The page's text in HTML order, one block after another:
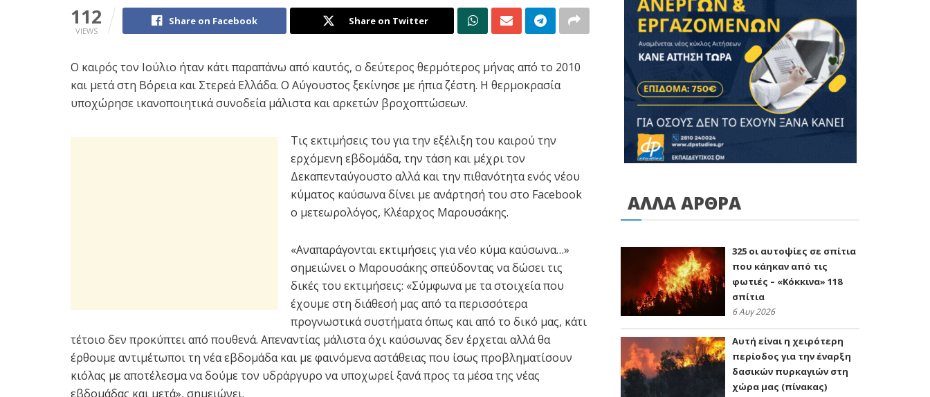
112
VIEWS
Share on Facebook Share on Twitter
Ο καιρός τον Ιούλιο ήταν κάτι παραπάνω από καυτός, ο δεύτερος θερμότερος μήνας από το 2010
και μετά στη Βόρεια και Στερεά Ελλάδα. Ο Αύγουστος ξεκίνησε με ήπια ζέστη. Η θερμοκρασία
υποχώρησε ικανοποιητικά συνοδεία μάλιστα και αρκετών βροχοπτώσεων.
Τις εκτιμήσεις του για την εξέλιξη του καιρού την
ερχόμενη εβδομάδα, την τάση και μέχρι τον
Δεκαπενταύγουστο αλλά και την πιθανότητα ενός νέου
κύματος καύσωνα δίνει με ανάρτησή του στο Facebook
ο μετεωρολόγος, Κλέαρχος Μαρουσάκης.
«Αναπαράγονται εκτιμήσεις για νέο κύμα καύσωνα…»
σημειώνει ο Μαρουσάκης σπεύδοντας να δώσει τις
δικές του εκτιμήσεις: «Σύμφωνα με τα στοιχεία που
έχουμε στη διάθεσή μας από τα περισσότερα
προγνωστικά συστήματα όπως και από το δικό μας, κάτι
τέτοιο δεν προκύπτει από πουθενά. Απεναντίας μάλιστα όχι καύσωνας δεν έρχεται αλλά θα
έρθουμε αντιμέτωποι τη νέα εβδομάδα και με φαινόμενα αστάθειας που ίσως προβληματίσουν
κιόλας με αποτέλεσμα να δούμε τον υδράργυρο να υποχωρεί ξανά προς τα μέσα της νέας
εβδομάδας και μετά», σημειώνει.
ΑΛΛΑ ΑΡΘΡΑ
325 οι αυτοψίες σε σπίτια
που κάηκαν από τις
φωτιές – «Κόκκινα» 118
σπίτια
6 Αυγ 2026
Αυτή είναι η χειρότερη
περίοδος για την έναρξη
δασικών πυρκαγιών στη
χώρα μας (πίνακας)